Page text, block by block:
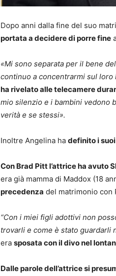
Dopo anni dalla fine del suo
portata a decidere di porre fine
«Mi sono separata per il bene
continuo a concentrarmi sul loro
ha rivelato alle telecamere
mio silenzio e i bambini vedono
verità e se stessi».
Inoltre Angelina ha definito i
Con Brad Pitt l’attrice ha avuto
era già mamma di Maddox (18
precedenza del matrimonio con
“Con i miei figli adottivi non
trovarli e come è stato guardarli
era sposata con il divo nel
Dalle parole dell’attrice si